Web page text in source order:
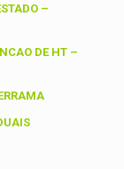
–
DE HT –